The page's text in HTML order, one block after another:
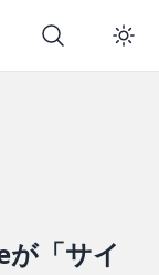
「サイ